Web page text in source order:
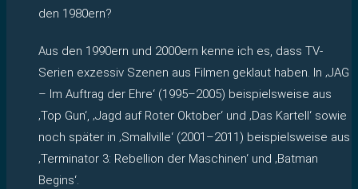
den 1980ern?
Aus den 1990ern und 2000ern kenne ich es, dass TV-
Serien exzessiv Szenen aus Filmen geklaut haben. In ‚JAG
– Im Auftrag der Ehre‘ (1995–2005) beispielsweise aus
‚Top Gun‘, ‚Jagd auf Roter Oktober‘ und ‚Das Kartell‘ sowie
noch später in ‚Smallville‘ (2001–2011) beispielsweise aus
‚Terminator 3: Rebellion der Maschinen‘ und ‚Batman
Begins‘.